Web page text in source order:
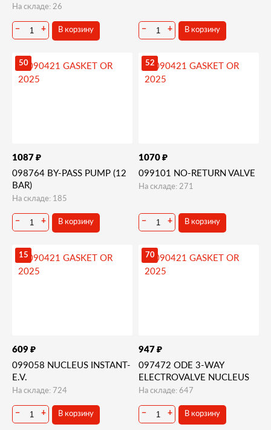
На складе: 26
− + В корзину − + В корзину
50
1087 ₽
098764 BY-PASS PUMP (12
BAR)
На складе: 185
− + В корзину
52
1070 ₽
099101 NO-RETURN VALVE
На складе: 271
− + В корзину
15
609 ₽
099058 NUCLEUS INSTANT-
E.V.
На складе: 724
− + В корзину
70
947 ₽
097472 ODE 3-WAY
ELECTROVALVE NUCLEUS
На складе: 647
− + В корзину